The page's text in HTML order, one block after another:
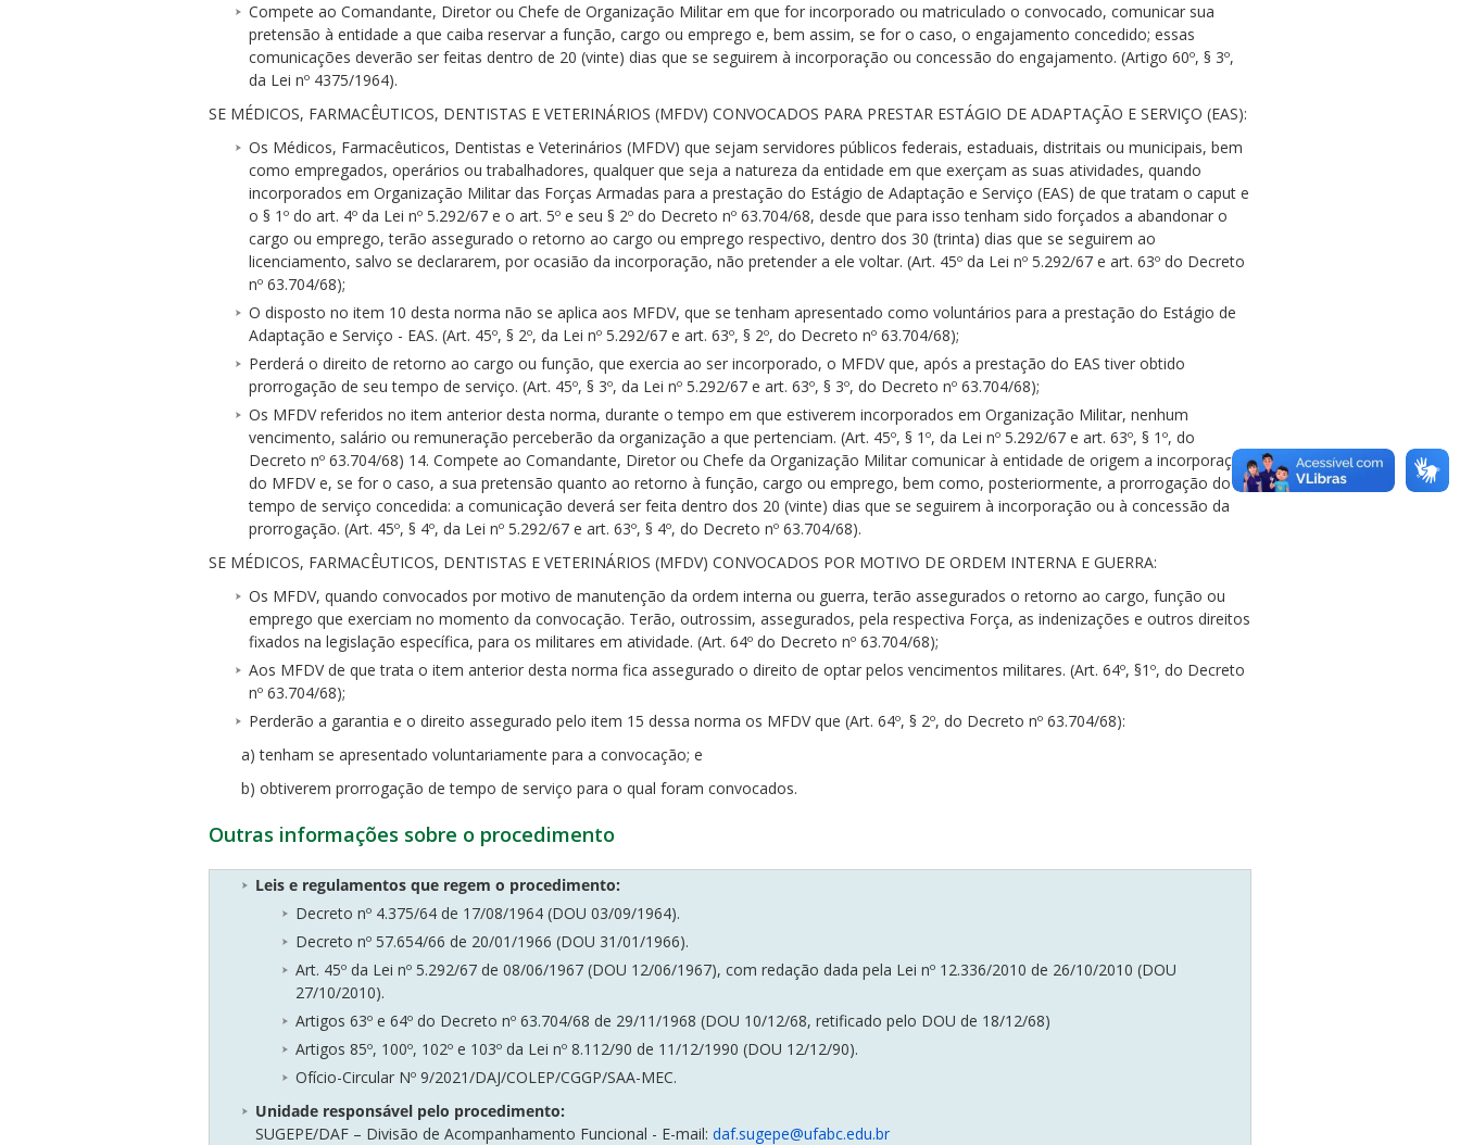
Compete ao Comandante, Diretor ou Chefe de Organização Militar em que for incorporado ou matriculado o convocado, comunicar sua
pretensão à entidade a que caiba reservar a função, cargo ou emprego e, bem assim, se for o caso, o engajamento concedido; essas
comunicações deverão ser feitas dentro de 20 (vinte) dias que se seguirem à incorporação ou concessão do engajamento. (Artigo 60º, § 3º,
da Lei nº 4375/1964).
SE MÉDICOS, FARMACÊUTICOS, DENTISTAS E VETERINÁRIOS (MFDV) CONVOCADOS PARA PRESTAR ESTÁGIO DE ADAPTAÇÃO E SERVIÇO (EAS):
Os Médicos, Farmacêuticos, Dentistas e Veterinários (MFDV) que sejam servidores públicos federais, estaduais, distritais ou municipais, bem
como empregados, operários ou trabalhadores, qualquer que seja a natureza da entidade em que exerçam as suas atividades, quando
incorporados em Organização Militar das Forças Armadas para a prestação do Estágio de Adaptação e Serviço (EAS) de que tratam o caput e
o § 1º do art. 4º da Lei nº 5.292/67 e o art. 5º e seu § 2º do Decreto nº 63.704/68, desde que para isso tenham sido forçados a abandonar o
cargo ou emprego, terão assegurado o retorno ao cargo ou emprego respectivo, dentro dos 30 (trinta) dias que se seguirem ao
licenciamento, salvo se declararem, por ocasião da incorporação, não pretender a ele voltar. (Art. 45º da Lei nº 5.292/67 e art. 63º do Decreto
nº 63.704/68);
O disposto no item 10 desta norma não se aplica aos MFDV, que se tenham apresentado como voluntários para a prestação do Estágio de
Adaptação e Serviço - EAS. (Art. 45º, § 2º, da Lei nº 5.292/67 e art. 63º, § 2º, do Decreto nº 63.704/68);
Perderá o direito de retorno ao cargo ou função, que exercia ao ser incorporado, o MFDV que, após a prestação do EAS tiver obtido
prorrogação de seu tempo de serviço. (Art. 45º, § 3º, da Lei nº 5.292/67 e art. 63º, § 3º, do Decreto nº 63.704/68);
Os MFDV referidos no item anterior desta norma, durante o tempo em que estiverem incorporados em Organização Militar, nenhum
vencimento, salário ou remuneração perceberão da organização a que pertenciam. (Art. 45º, § 1º, da Lei nº 5.292/67 e art. 63º, § 1º, do
Decreto nº 63.704/68) 14. Compete ao Comandante, Diretor ou Chefe da Organização Militar comunicar à entidade de origem a incorporação
do MFDV e, se for o caso, a sua pretensão quanto ao retorno à função, cargo ou emprego, bem como, posteriormente, a prorrogação do
tempo de serviço concedida: a comunicação deverá ser feita dentro dos 20 (vinte) dias que se seguirem à incorporação ou à concessão da
prorrogação. (Art. 45º, § 4º, da Lei nº 5.292/67 e art. 63º, § 4º, do Decreto nº 63.704/68).
SE MÉDICOS, FARMACÊUTICOS, DENTISTAS E VETERINÁRIOS (MFDV) CONVOCADOS POR MOTIVO DE ORDEM INTERNA E GUERRA:
Os MFDV, quando convocados por motivo de manutenção da ordem interna ou guerra, terão assegurados o retorno ao cargo, função ou
emprego que exerciam no momento da convocação. Terão, outrossim, assegurados, pela respectiva Força, as indenizações e outros direitos
fixados na legislação específica, para os militares em atividade. (Art. 64º do Decreto nº 63.704/68);
Aos MFDV de que trata o item anterior desta norma fica assegurado o direito de optar pelos vencimentos militares. (Art. 64º, §1º, do Decreto
nº 63.704/68);
Perderão a garantia e o direito assegurado pelo item 15 dessa norma os MFDV que (Art. 64º, § 2º, do Decreto nº 63.704/68):
a) tenham se apresentado voluntariamente para a convocação; e
b) obtiverem prorrogação de tempo de serviço para o qual foram convocados.
Outras informações sobre o procedimento
Leis e regulamentos que regem o procedimento:
Decreto nº 4.375/64 de 17/08/1964 (DOU 03/09/1964).
Decreto nº 57.654/66 de 20/01/1966 (DOU 31/01/1966).
Art. 45º da Lei nº 5.292/67 de 08/06/1967 (DOU 12/06/1967), com redação dada pela Lei nº 12.336/2010 de 26/10/2010 (DOU
27/10/2010).
Artigos 63º e 64º do Decreto nº 63.704/68 de 29/11/1968 (DOU 10/12/68, retificado pelo DOU de 18/12/68)
Artigos 85º, 100º, 102º e 103º da Lei nº 8.112/90 de 11/12/1990 (DOU 12/12/90).
Ofício-Circular Nº 9/2021/DAJ/COLEP/CGGP/SAA-MEC.
Unidade responsável pelo procedimento:
SUGEPE/DAF – Divisão de Acompanhamento Funcional - E-mail: daf.sugepe@ufabc.edu.br